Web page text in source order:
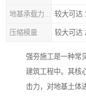
较大可达
压缩模量 较大可达
强夯施工是一种常
建筑工程中。其核
击力，对地基土体